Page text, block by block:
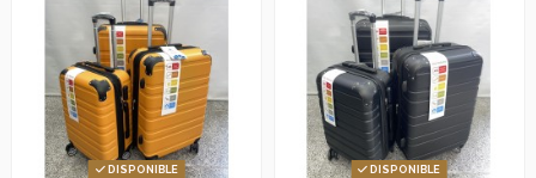
DISPONIBLE DISPONIBLE